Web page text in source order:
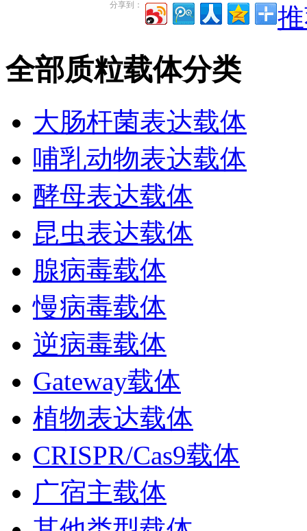
分享到：
全部质粒载体分类
大肠杆菌表达载体
哺乳动物表达载体
酵母表达载体
昆虫表达载体
腺病毒载体
慢病毒载体
逆病毒载体
Gateway载体
植物表达载体
CRISPR/Cas9载体
广宿主载体